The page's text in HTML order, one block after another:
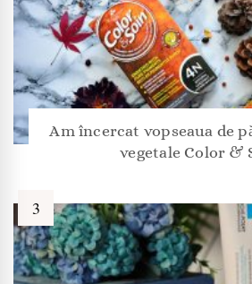
Am încercat vopseaua de
vegetale Color &